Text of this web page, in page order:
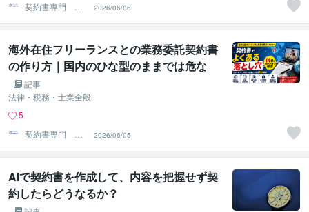
契約書専門 ア
トラス行政書士
法人
2026/06/06
海外在住フリーランスとの業務委託契約書
の作り方｜国内のひな型のままでは危な
い、14の落とし穴
記事
法律・税務・士業全般
5
契約書専門 ア
トラス行政書士
法人
2026/06/05
AIで契約書を作成して、内容を把握せず契
約したらどうなるか？